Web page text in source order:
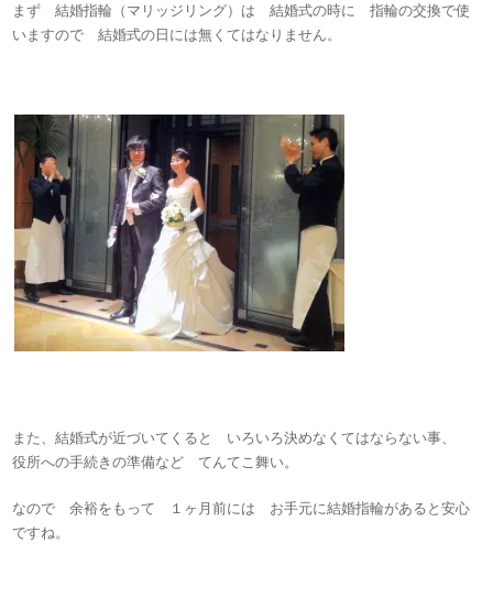
まず 結婚指輪（マリッジリング）は 結婚式の時に 指輪の交換で使
いますので 結婚式の日には無くてはなりません。
また、結婚式が近づいてくると いろいろ決めなくてはならない事、
役所への手続きの準備など てんてこ舞い。
なので 余裕をもって １ヶ月前には お手元に結婚指輪があると安心
ですね。